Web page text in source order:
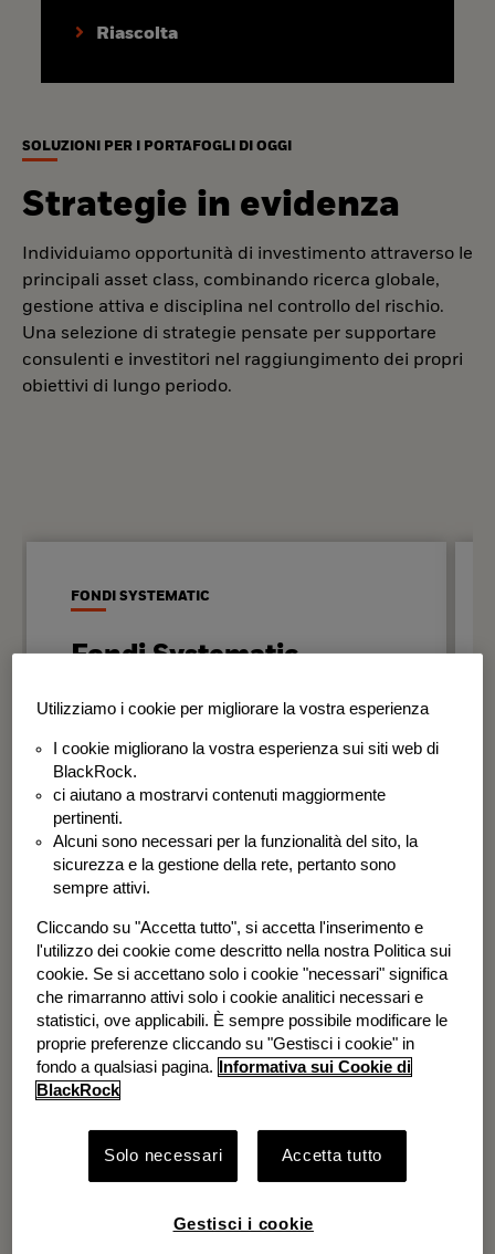
Riascolta
SOLUZIONI PER I PORTAFOGLI DI OGGI
Strategie in evidenza
Individuiamo opportunità di investimento attraverso le
principali asset class, combinando ricerca globale,
gestione attiva e disciplina nel controllo del rischio.
Una selezione di strategie pensate per supportare
consulenti e investitori nel raggiungimento dei propri
obiettivi di lungo periodo.
FONDI SYSTEMATIC
Fondi Systematic
Strategie quantitative basate sui dati
disciplinato e coerente nel tempo.
BSF Systematic World Equity Fund
BGF Systematic Global Equity High
Income Fund
Utilizziamo i cookie per migliorare la vostra esperienza
I cookie migliorano la vostra esperienza sui siti web di
BlackRock.
ci aiutano a mostrarvi contenuti maggiormente
pertinenti.
Alcuni sono necessari per la funzionalità del sito, la
sicurezza e la gestione della rete, pertanto sono
sempre attivi.
Cliccando su "Accetta tutto", si accetta l'inserimento e
l'utilizzo dei cookie come descritto nella nostra Politica sui
cookie. Se si accettano solo i cookie "necessari" significa
che rimarranno attivi solo i cookie analitici necessari e
statistici, ove applicabili. È sempre possibile modificare le
proprie preferenze cliccando su "Gestisci i cookie" in
fondo a qualsiasi pagina.
Informativa sui Cookie di
BlackRock
Solo necessari Accetta tutto
Gestisci i cookie